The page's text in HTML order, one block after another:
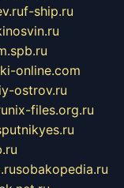
f-ship.ru
online.com
ostrov.ru
nix-files.org.ru
sobakopedia.ru